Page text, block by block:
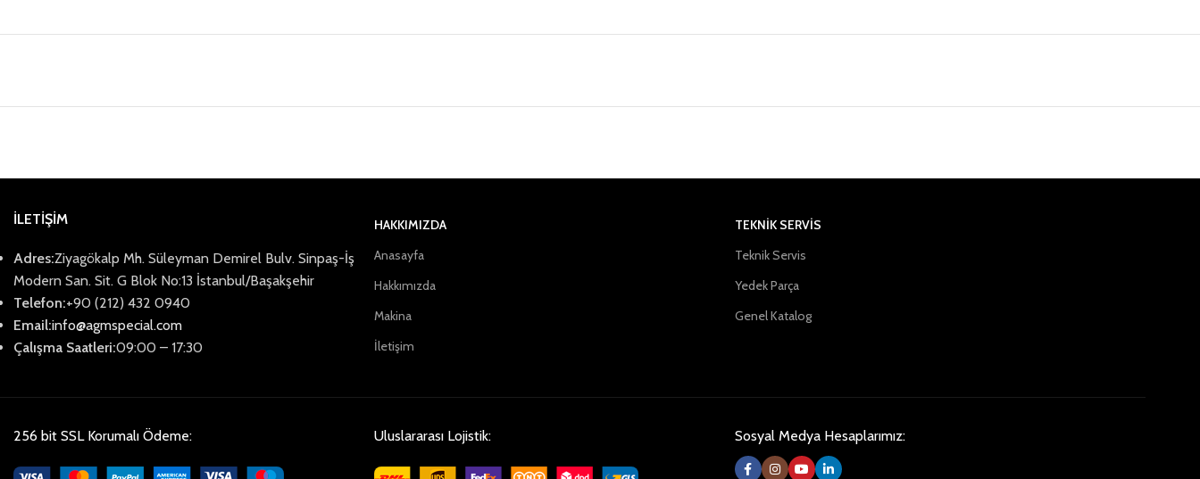
İLETİŞİM
Adres:Ziyagökalp Mh. Süleyman Demirel Bulv. Sinpaş-İş
Modern San. Sit. G Blok No:13 İstanbul/Başakşehir
Telefon:+90 (212) 432 0940
Email:info@agmspecial.com
Çalışma Saatleri:09:00 – 17:30
HAKKIMIZDA
Anasayfa
Hakkımızda
Makina
İletişim
TEKNİK SERVİS
Teknik Servis
Yedek Parça
Genel Katalog
256 bit SSL Korumalı Ödeme: Uluslararası Lojistik: Sosyal Medya Hesaplarımız: